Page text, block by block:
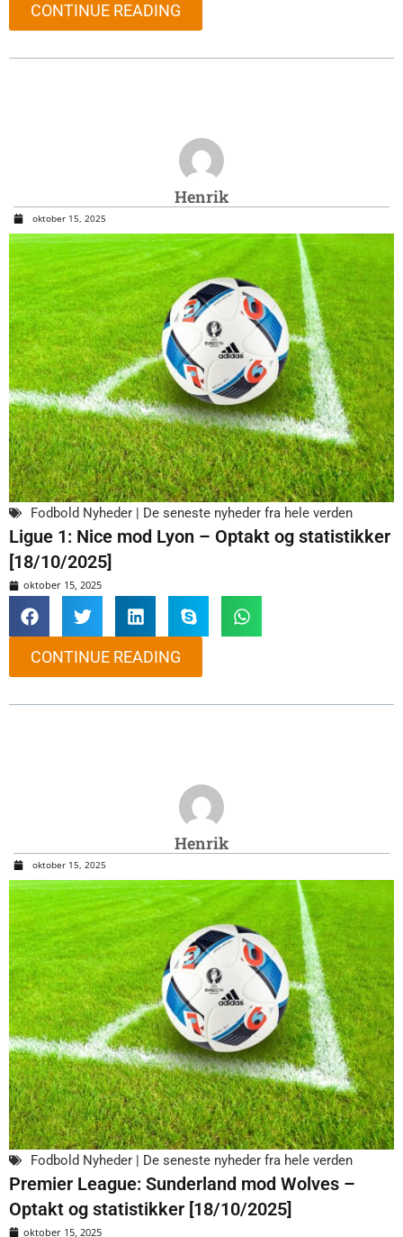
CONTINUE READING
Henrik
oktober 15, 2025
Fodbold Nyheder | De seneste nyheder fra hele verden
Ligue 1: Nice mod Lyon – Optakt og statistikker
[18/10/2025]
oktober 15, 2025
CONTINUE READING
Henrik
oktober 15, 2025
Fodbold Nyheder | De seneste nyheder fra hele verden
Premier League: Sunderland mod Wolves –
Optakt og statistikker [18/10/2025]
oktober 15, 2025